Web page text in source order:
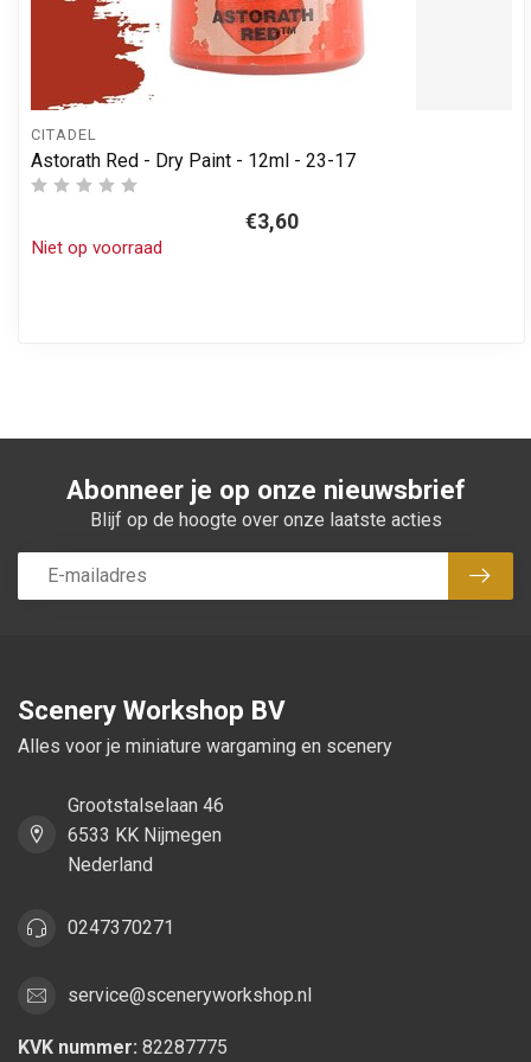
CITADEL
Astorath Red - Dry Paint - 12ml - 23-17
€3,60
Niet op voorraad
Abonneer je op onze nieuwsbrief
Blijf op de hoogte over onze laatste acties
Scenery Workshop BV
Alles voor je miniature wargaming en scenery
Grootstalselaan 46
6533 KK Nijmegen
Nederland
0247370271
service@sceneryworkshop.nl
KVK nummer: 82287775